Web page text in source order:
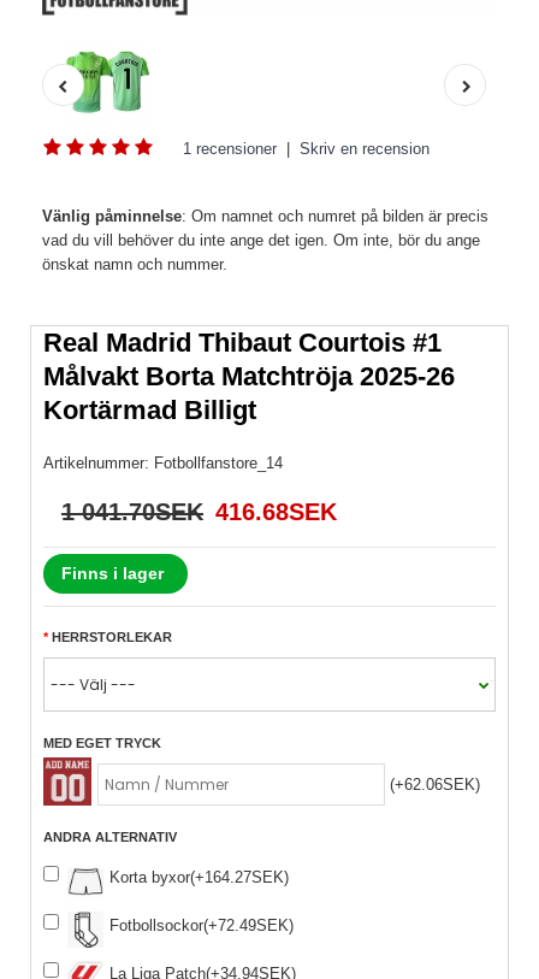
1 recensioner Skriv en recension
Vänlig påminnelse: Om namnet och numret på bilden är precis
vad du vill behöver du inte ange det igen. Om inte, bör du ange
önskat namn och nummer.
Real Madrid Thibaut Courtois #1
Målvakt Borta Matchtröja 2025-26
Kortärmad Billigt
Artikelnummer: Fotbollfanstore_14
1 041.70SEK 416.68SEK
Finns i lager
HERRSTORLEKAR
MED EGET TRYCK
(+62.06SEK)
ANDRA ALTERNATIV
Korta byxor(+164.27SEK)
Fotbollsockor(+72.49SEK)
La Liga Patch(+34.94SEK)